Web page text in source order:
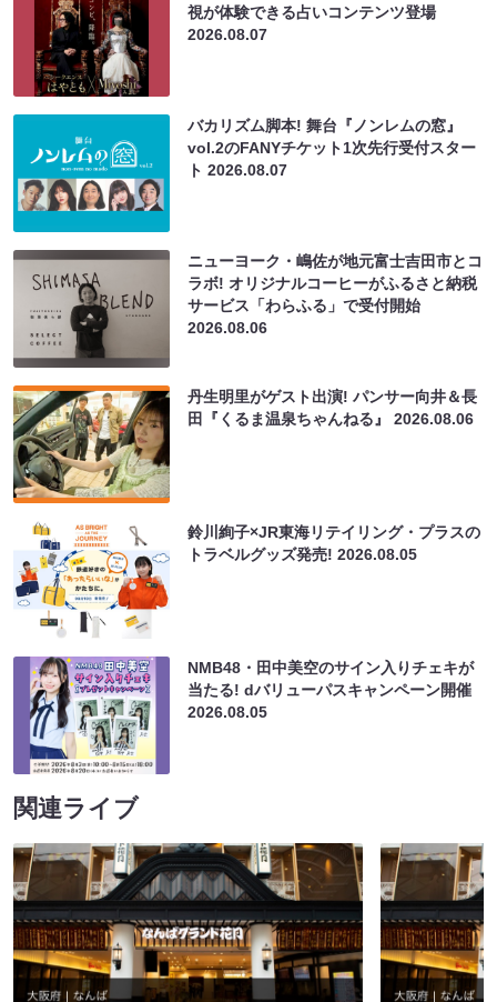
視が体験できる占いコンテンツ登場
2026.08.07
バカリズム脚本! 舞台『ノンレムの窓』
vol.2のFANYチケット1次先行受付スター
ト2026.08.07
ニューヨーク・嶋佐が地元富士吉田市とコ
ラボ! オリジナルコーヒーがふるさと納税
サービス「わらふる」で受付開始
2026.08.06
丹生明里がゲスト出演! パンサー向井＆長
田『くるま温泉ちゃんねる』2026.08.06
鈴川絢子×JR東海リテイリング・プラスの
トラベルグッズ発売!2026.08.05
NMB48・田中美空のサイン入りチェキが
当たる! dバリューパスキャンペーン開催
2026.08.05
関連ライブ